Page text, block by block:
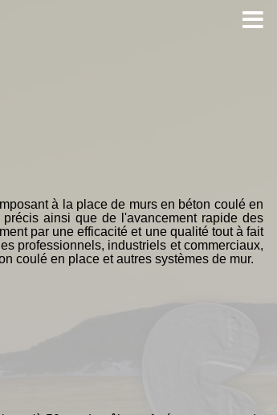
à la place de murs en béton coulé en
ainsi que de l'avancement rapide des
par une efficacité et une qualité tout à fait
professionnels, industriels et commerciaux,
coulé en place et autres systèmes de mur.